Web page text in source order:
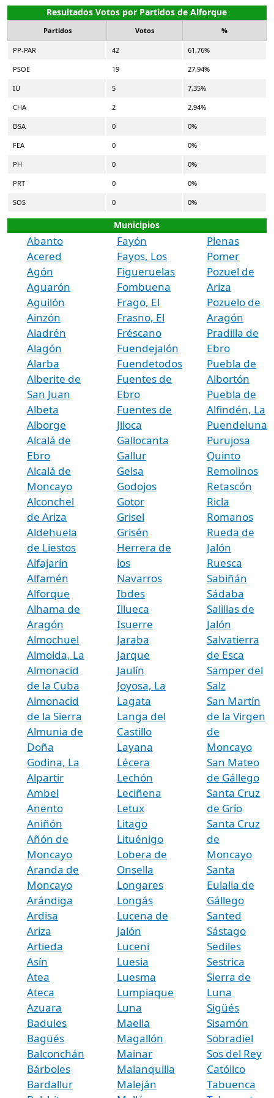
Resultados Votos por Partidos de Alforque
Partidos Votos %
PP-PAR 42 61,76%
PSOE 19 27,94%
IU 5 7,35%
CHA 2 2,94%
DSA 0 0%
FEA 0 0%
PH 0 0%
PRT 0 0%
SOS 0 0%
Municipios
Abanto
Acered
Agón
Aguarón
Aguilón
Ainzón
Aladrén
Alagón
Alarba
Alberite de
San Juan
Albeta
Alborge
Alcalá de
Ebro
Alcalá de
Moncayo
Alconchel
de Ariza
Aldehuela
de Liestos
Alfajarín
Alfamén
Alforque
Alhama de
Aragón
Almochuel
Almolda, La
Almonacid
de la Cuba
Almonacid
de la Sierra
Almunia de
Doña
Godina, La
Alpartir
Ambel
Anento
Aniñón
Añón de
Moncayo
Aranda de
Moncayo
Arándiga
Ardisa
Ariza
Artieda
Asín
Atea
Ateca
Azuara
Badules
Bagüés
Balconchán
Bárboles
Bardallur
Fayón
Fayos, Los
Figueruelas
Fombuena
Frago, El
Frasno, El
Fréscano
Fuendejalón
Fuendetodos
Fuentes de
Ebro
Fuentes de
Jiloca
Gallocanta
Gallur
Gelsa
Godojos
Gotor
Grisel
Grisén
Herrera de
los
Navarros
Ibdes
Illueca
Isuerre
Jaraba
Jarque
Jaulín
Joyosa, La
Lagata
Langa del
Castillo
Layana
Lécera
Lechón
Leciñena
Letux
Litago
Lituénigo
Lobera de
Onsella
Longares
Longás
Lucena de
Jalón
Luceni
Luesia
Luesma
Lumpiaque
Luna
Maella
Magallón
Mainar
Malanquilla
Maleján
Plenas
Pomer
Pozuel de
Ariza
Pozuelo de
Aragón
Pradilla de
Ebro
Puebla de
Albortón
Puebla de
Alfindén, La
Puendeluna
Purujosa
Quinto
Remolinos
Retascón
Ricla
Romanos
Rueda de
Jalón
Ruesca
Sabiñán
Sádaba
Salillas de
Jalón
Salvatierra
de Esca
Samper del
Salz
San Martín
de la Virgen
de
Moncayo
San Mateo
de Gállego
Santa Cruz
de Grío
Santa Cruz
de
Moncayo
Santa
Eulalia de
Gállego
Santed
Sástago
Sediles
Sestrica
Sierra de
Luna
Sigüés
Sisamón
Sobradiel
Sos del Rey
Católico
Tabuenca